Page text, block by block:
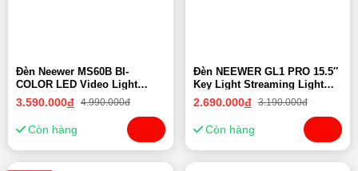
Đèn Neewer MS60B BI-
COLOR LED Video Light
Handheld Spotlight | Chính
Hãng
3.590.000đ 4.990.000đ
Còn hàng
Đèn NEEWER GL1 PRO 15.5″
Key Light Streaming Light
For Elgato | Chính Hãng
2.690.000đ 3.190.000đ
Còn hàng